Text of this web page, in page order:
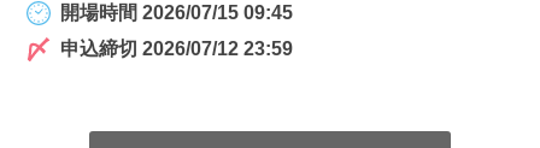
開場時間 2026/07/15 09:45
申込締切 2026/07/12 23:59